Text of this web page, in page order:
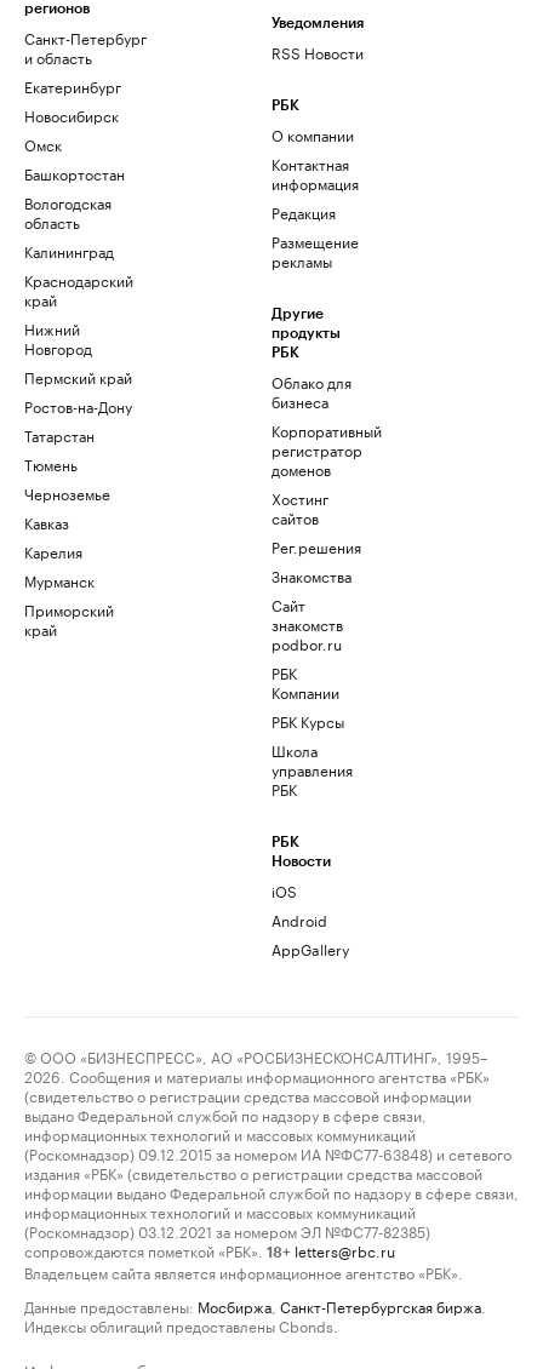
регионов
Санкт-Петербург
и область
Екатеринбург
Новосибирск
Омск
Башкортостан
Вологодская
область
Калининград
Краснодарский
край
Нижний
Новгород
Пермский край
Ростов-на-Дону
Татарстан
Тюмень
Черноземье
Кавказ
Карелия
Мурманск
Приморский
край
Уведомления
RSS Новости
РБК
О компании
Контактная
информация
Редакция
Размещение
рекламы
Другие
продукты
РБК
Облако для
бизнеса
Корпоративный
регистратор
доменов
Хостинг
сайтов
Рег.решения
Знакомства
Сайт
знакомств
podbor.ru
РБК
Компании
РБК Курсы
Школа
управления
РБК
РБК
Новости
iOS
Android
AppGallery
© ООО «БИЗНЕСПРЕСС», АО «РОСБИЗНЕСКОНСАЛТИНГ», 1995–
2026. Сообщения и материалы информационного агентства «РБК»
(свидетельство о регистрации средства массовой информации
выдано Федеральной службой по надзору в сфере связи,
информационных технологий и массовых коммуникаций
(Роскомнадзор) 09.12.2015 за номером ИА №ФС77-63848) и сетевого
издания «РБК» (свидетельство о регистрации средства массовой
информации выдано Федеральной службой по надзору в сфере связи,
информационных технологий и массовых коммуникаций
(Роскомнадзор) 03.12.2021 за номером ЭЛ №ФС77-82385)
сопровождаются пометкой «РБК».
18+ letters@rbc.ru
Владельцем сайта является информационное агентство «РБК».
Данные предоставлены: Мосбиржа Санкт-Петербургская биржа
Индексы облигаций предоставлены Cbonds.